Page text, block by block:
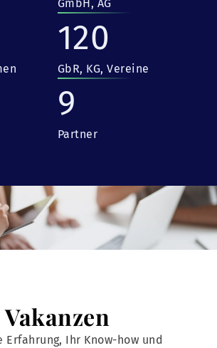
GmbH, AG
120
GbR, KG, Vereine
9
Partner
Ihr Know-how und